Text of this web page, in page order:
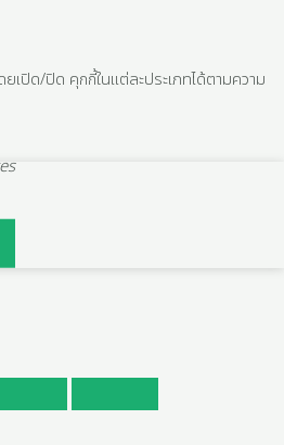
เปิด/ปิด คุกกี้ในแต่ละประเภทได้ตามความ